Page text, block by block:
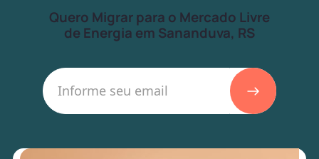
Quero Migrar para o Mercado Livre
de Energia em Sananduva, RS